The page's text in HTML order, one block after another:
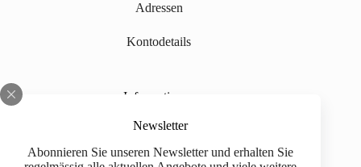
Newsletter
Abonnieren Sie unseren Newsletter und erhalten Sie
Adressen
Kontodetails
Informationen
Über uns
Impressum